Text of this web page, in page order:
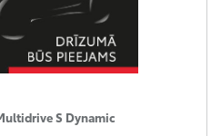
S Dynamic